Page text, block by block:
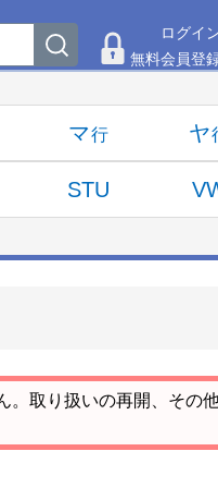
ログイ
無料会員登
マ ヤ
STU
取り扱いの再開、その